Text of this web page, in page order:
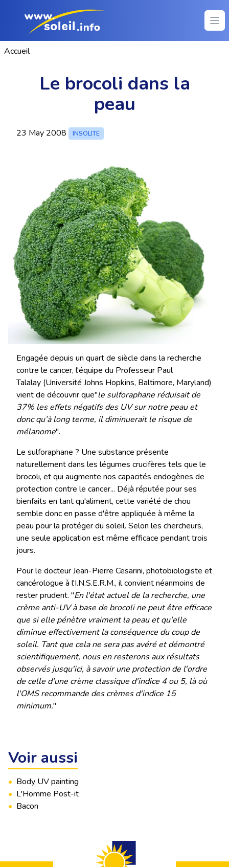
Accueil
Le brocoli dans la
peau
23 May 2008 INSOLITE
Engagée depuis un quart de siècle dans la recherche
contre le cancer, l'équipe du Professeur Paul
Talalay (Université Johns Hopkins, Baltimore, Maryland)
vient de découvrir que"le sulforaphane réduisait de
37% les effets négatifs des UV sur notre peau et
donc qu’à long terme, il diminuerait le risque de
mélanome".
Le sulforaphane ? Une substance présente
naturellement dans les légumes crucifères tels que le
brocoli, et qui augmente nos capacités endogènes de
protection contre le cancer... Déjà réputée pour ses
bienfaits en tant qu'aliment, cette variété de chou
semble donc en passe d'être appliquée à même la
peau pour la protéger du soleil. Selon les chercheurs,
une seule application est même efficace pendant trois
jours.
Pour le docteur Jean-Pierre Cesarini, photobiologiste et
cancérologue à l'I.N.S.E.R.M., il convient néanmoins de
rester prudent. "En l'état actuel de la recherche, une
crème anti-UV à base de brocoli ne peut être efficace
que si elle pénètre vraiment la peau et qu'elle
diminue effectivement la conséquence du coup de
soleil. Tant que cela ne sera pas avéré et démontré
scientifiquement, nous en resterons aux résultats
observés jusqu'ici, à savoir une protection de l'ordre
de celle d'une crème classique d'indice 4 ou 5, là où
l'OMS recommande des crèmes d'indice 15
minimum."
Voir aussi
• Body UV painting
• L'Homme Post-it
• Bacon